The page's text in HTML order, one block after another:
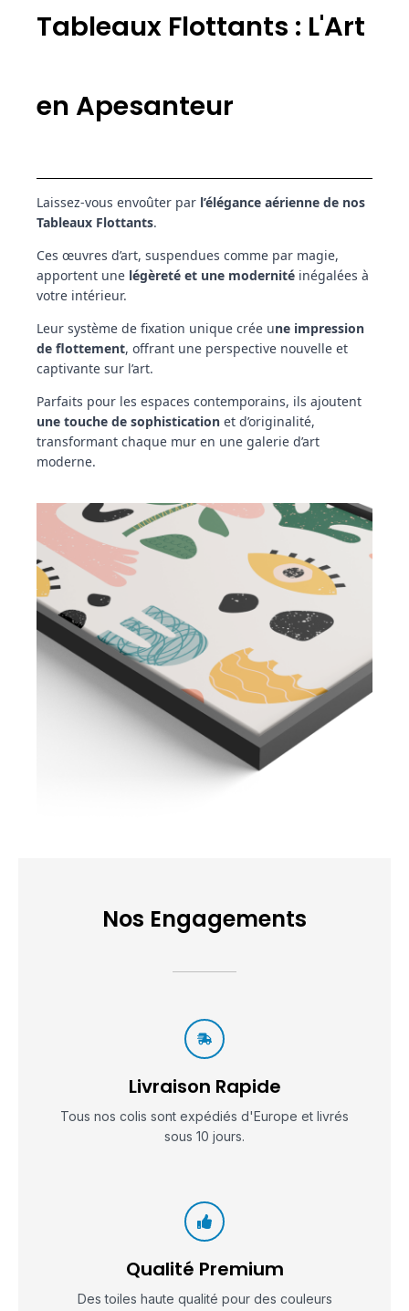
Tableaux Flottants : L'Art
en Apesanteur
Laissez-vous envoûter par l’élégance aérienne de nos
Tableaux Flottants.
Ces œuvres d’art, suspendues comme par magie,
apportent une légèreté et une modernité inégalées à
votre intérieur.
Leur système de fixation unique crée une impression
de flottement, offrant une perspective nouvelle et
captivante sur l’art.
Parfaits pour les espaces contemporains, ils ajoutent
une touche de sophistication et d’originalité,
transformant chaque mur en une galerie d’art
moderne.
Nos Engagements
Livraison Rapide
Tous nos colis sont expédiés d'Europe et livrés
sous 10 jours.
Qualité Premium
Des toiles haute qualité pour des couleurs